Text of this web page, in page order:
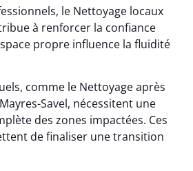
le Nettoyage locaux
à renforcer la confiance
propre influence la fluidité
comme le Nettoyage après
Savel, nécessitent une
des zones impactées. Ces
de finaliser une transition